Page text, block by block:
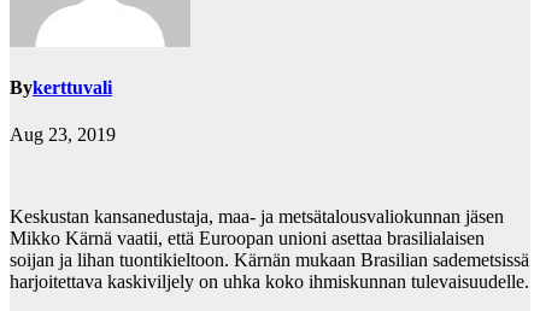
Bykerttuvali
Aug 23, 2019
Keskustan kansanedustaja, maa- ja metsätalousvaliokunnan jäsen
Mikko Kärnä vaatii, että Euroopan unioni asettaa brasilialaisen
soijan ja lihan tuontikieltoon. Kärnän mukaan Brasilian sademetsissä
harjoitettava kaskiviljely on uhka koko ihmiskunnan tulevaisuudelle.